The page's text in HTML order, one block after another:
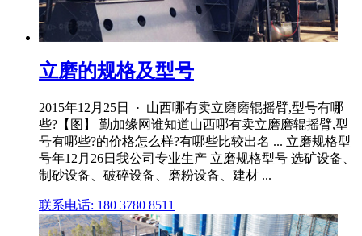
立磨的规格及型号
2015年12月25日 · 山西哪有卖立磨磨辊摇臂,型号有哪
些?【图】 勤加缘网谁知道山西哪有卖立磨磨辊摇臂,型
号有哪些?的价格怎么样?有哪些比较出名 ... 立磨规格型
号年12月26日我公司专业生产 立磨规格型号 选矿设备、
制砂设备、破碎设备、磨粉设备、建材 ...
联系电话: 180 3780 8511